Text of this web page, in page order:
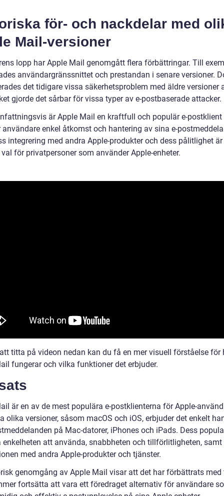
för- och nackdelar med
Mail-versioner
lopp har Apple Mail genomgått flera förbättringar. Till
användargränssnittet och prestandan i senare versioner.
det tidigare vissa säkerhetsproblem med äldre versioner
gjorde det sårbar för vissa typer av e-postbaserade attacker.
är Apple Mail en kraftfull och populär e-postklient
användare enkel åtkomst och hantering av sina e-
integrering med andra Apple-produkter och dess pålitlighet
för privatpersoner som använder Apple-enheter.
titta på videon nedan kan du få en mer visuell förståelse för
fungerar och vilka funktioner det erbjuder.
är en av de mest populära e-postklienterna för Apple-
olika versioner, såsom macOS och iOS, erbjuder det enkelt
på Mac-datorer, iPhones och iPads. Dess
enkelheten att använda, snabbheten och tillförlitligheten, samt
med andra Apple-produkter och tjänster.
genomgång av Apple Mail visar att det har förbättrats med
fortsätta att vara ett föredraget alternativ för användare